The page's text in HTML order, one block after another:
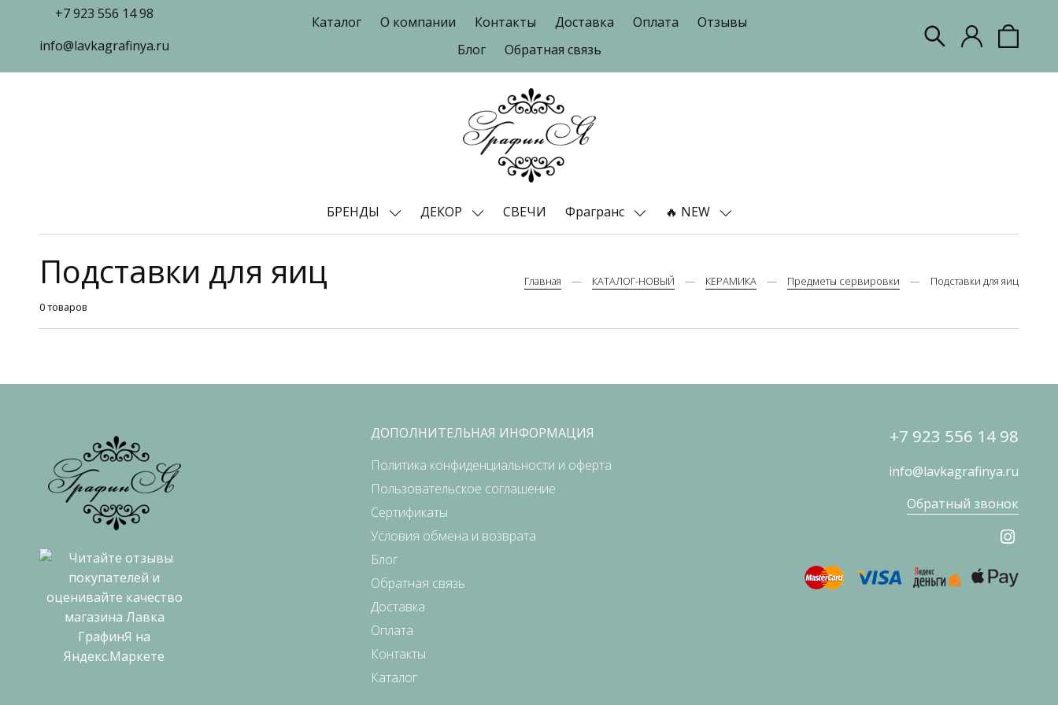
+7 923 556 14 98
info@lavkagrafinya.ru
Каталог О компании Контакты Доставка Оплата
Отзывы
Блог
Обратная связь
БРЕНДЫ ДЕКОР СВЕЧИ Фрагранс 🔥 NEW
Подставки для яиц
0 товаров
Главная КАТАЛОГ-НОВЫЙ КЕРАМИКА Предметы сервировки Подставки для яиц
ДОПОЛНИТЕЛЬНАЯ ИНФОРМАЦИЯ
Политика конфиденциальности и оферта
Пользовательское соглашение
Сертификаты
Условия обмена и возврата
Блог
Обратная связь
Доставка
Оплата
Контакты
Каталог
+7 923 556 14 98
info@lavkagrafinya.ru
Обратный звонок